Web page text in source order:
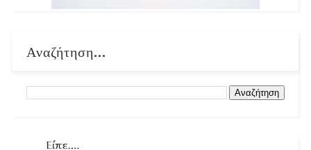
Αναζήτηση...